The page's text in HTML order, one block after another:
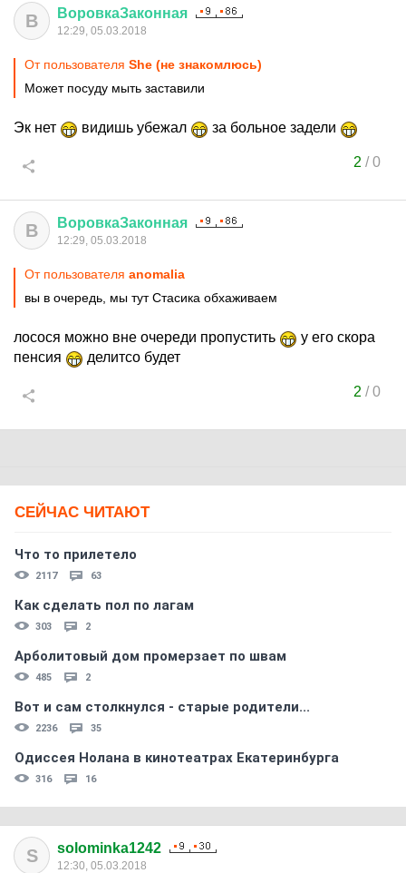
В ВоровкаЗаконная
12:29, 05.03.2018
От пользователя She (не знакомлюсь)
Может посуду мыть заставили
Эк нет видишь убежал за больное задели
2 /0
В ВоровкаЗаконная
12:29, 05.03.2018
От пользователя anomalia
вы в очередь, мы тут Стасика обхаживаем
лосося можно вне очереди пропустить
у его скора
пенсия
делитсо будет
2 /0
СЕЙЧАС ЧИТАЮТ
Что то прилетело
2117 63
Как сделать пол по лагам
303 2
Арболитовый дом промерзает по швам
485 2
Вот и сам столкнулся - старые родители...
2236 35
Одиссея Нолана в кинотеатрах Екатеринбурга
316 16
S solominka1242
12:30, 05.03.2018